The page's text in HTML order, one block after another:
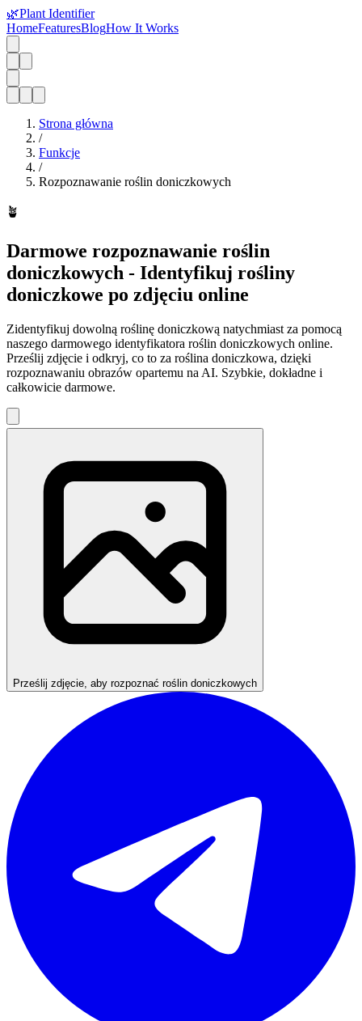
🌿Plant Identifier
HomeFeaturesBlogHow It Works
Strona główna
/
Funkcje
/
Rozpoznawanie roślin doniczkowych
🪴
Darmowe rozpoznawanie roślin
doniczkowych - Identyfikuj rośliny
doniczkowe po zdjęciu online
Zidentyfikuj dowolną roślinę doniczkową natychmiast za pomocą
naszego darmowego identyfikatora roślin doniczkowych online.
Prześlij zdjęcie i odkryj, co to za roślina doniczkowa, dzięki
rozpoznawaniu obrazów opartemu na AI. Szybkie, dokładne i
całkowicie darmowe.
Prześlij zdjęcie, aby rozpoznać roślin doniczkowych